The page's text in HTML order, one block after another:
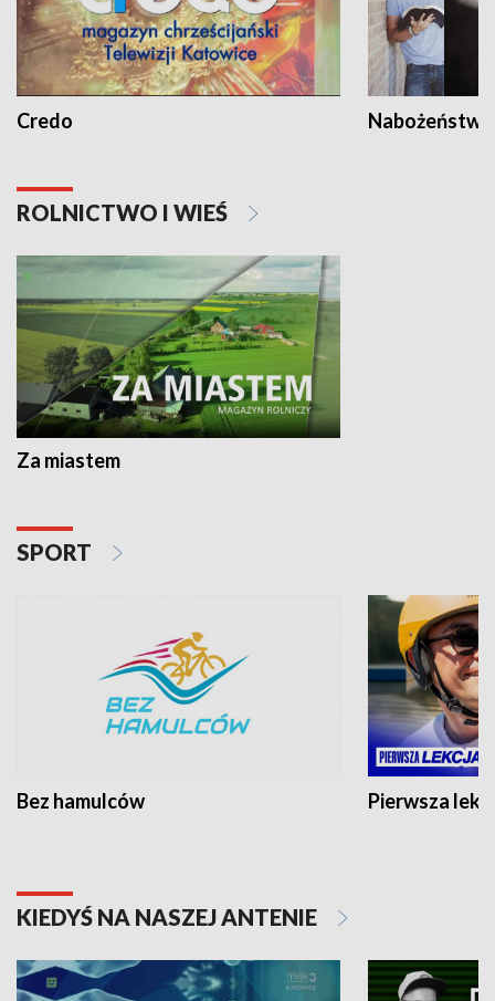
Credo
ROLNICTWO I WIEŚ
Za miastem
SPORT
Bez hamulców Pierwsza
KIEDYŚ NA NASZEJ ANTENIE